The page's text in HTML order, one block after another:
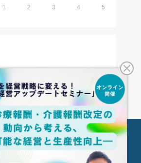
1 2 3 4 5